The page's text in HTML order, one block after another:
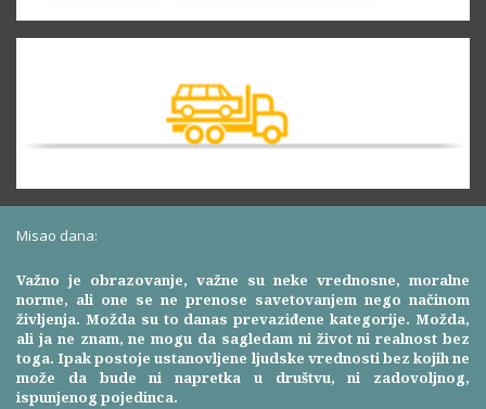
Misao dana:
Važno je obrazovanje, važne su neke vrednosne, moralne
norme, ali one se ne prenose savetovanjem nego načinom
življenja. Možda su to danas prevaziđene kategorije. Možda,
ali ja ne znam, ne mogu da sagledam ni život ni realnost bez
toga. Ipak postoje ustanovljene ljudske vrednosti bez kojih ne
može da bude ni napretka u društvu, ni zadovoljnog,
ispunjenog pojedinca.